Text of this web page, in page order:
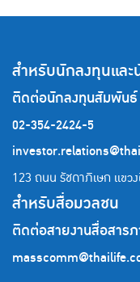
สำหรับนักลงทุนและ
ติดต่อนักลงทุนสัมพันธ์
02-354-2424-5
123 ถนน รัชดาภิเษก แขว
สำหรับสื่อมวลชน
ติดต่อสายงานสื่อสา